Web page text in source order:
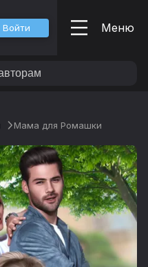
Войти Меню
Мама для Ромашки